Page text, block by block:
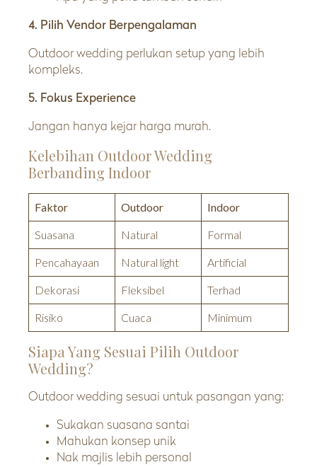
4. Pilih Vendor Berpengalaman
Outdoor wedding perlukan setup yang lebih
kompleks.
5. Fokus Experience
Jangan hanya kejar harga murah.
Kelebihan Outdoor Wedding
Berbanding Indoor
Faktor Outdoor Indoor
Suasana Natural Formal
Pencahayaan Natural light Artificial
Dekorasi Fleksibel Terhad
Risiko Cuaca Minimum
Siapa Yang Sesuai Pilih Outdoor
Wedding?
Outdoor wedding sesuai untuk pasangan yang:
Sukakan suasana santai
Mahukan konsep unik
Nak majlis lebih personal